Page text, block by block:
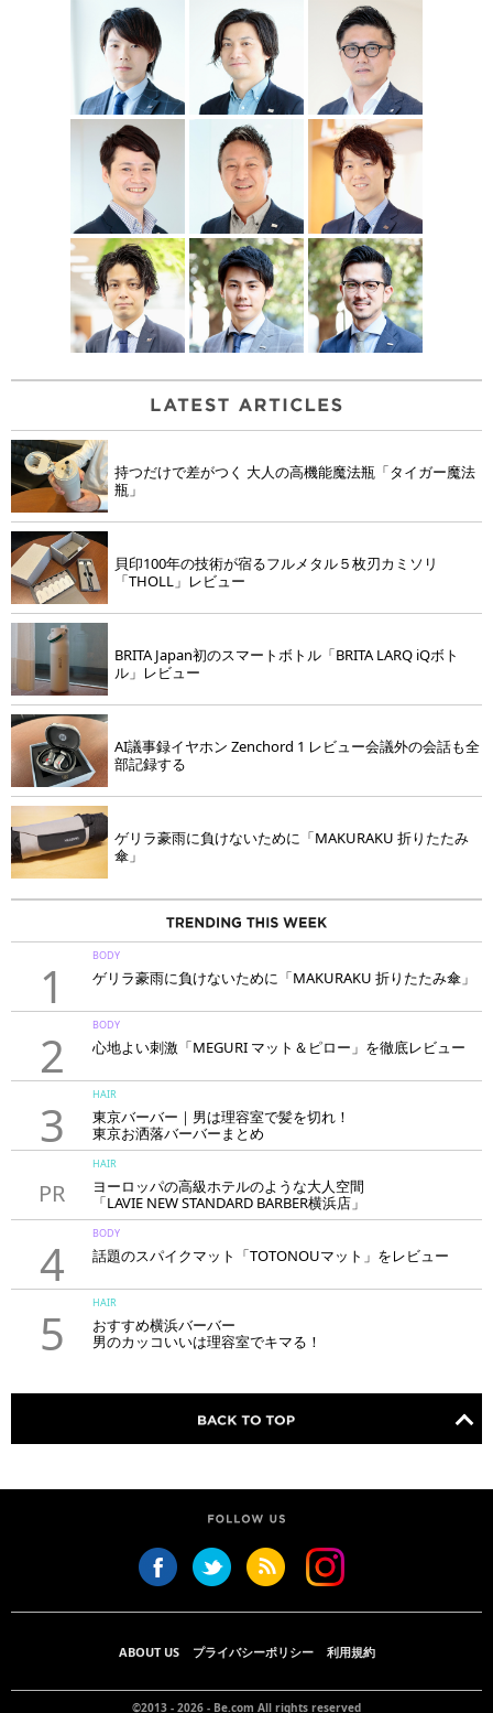
持つだけで差がつく 大人の高機能魔法瓶「タイガー魔法
瓶」
貝印100年の技術が宿るフルメタル５枚刃カミソリ
「THOLL」レビュー
BRITA Japan初のスマートボトル「BRITA LARQ iQボト
ル」レビュー
AI議事録イヤホン Zenchord 1 レビュー会議外の会話も全
部記録する
ゲリラ豪雨に負けないために「MAKURAKU 折りたたみ
傘」
1
BODY
ゲリラ豪雨に負けないために「MAKURAKU 折りたたみ傘」
2
BODY
心地よい刺激「MEGURI マット＆ピロー」を徹底レビュー
3
HAIR
東京バーバー｜男は理容室で髪を切れ！
東京お洒落バーバーまとめ
PR
HAIR
ヨーロッパの高級ホテルのような大人空間
「LAVIE NEW STANDARD BARBER横浜店」
4
BODY
話題のスパイクマット「TOTONOUマット」をレビュー
5
HAIR
おすすめ横浜バーバー
男のカッコいいは理容室でキマる！
ABOUT US プライバシーポリシー 利用規約
©2013 - 2026 - Be.com All rights reserved